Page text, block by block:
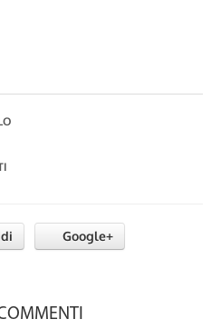
Google+